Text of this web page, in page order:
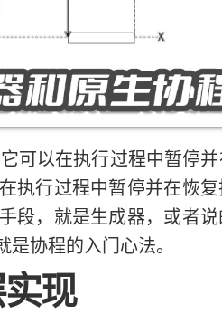
可以在执行过程中暂停
执行过程中暂停并在恢
段，就是生成器，或者
协程的入门心法。
现